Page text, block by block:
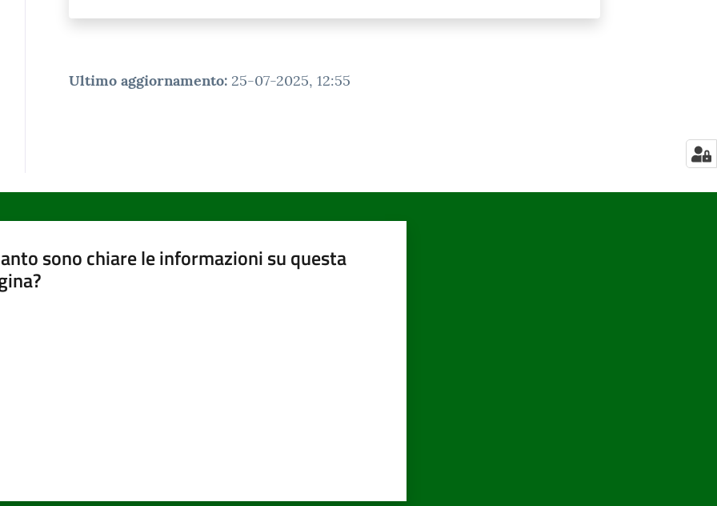
Ultimo aggiornamento: 25-07-2025, 12:55
sono chiare le informazioni su questa